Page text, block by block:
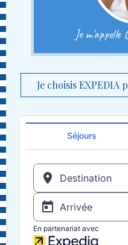
Je
Je choisis EXPEDIA